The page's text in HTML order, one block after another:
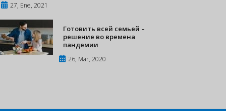
27, Ene, 2021
Готовить всей семьей –
решение во времена
пандемии
26, Mar, 2020